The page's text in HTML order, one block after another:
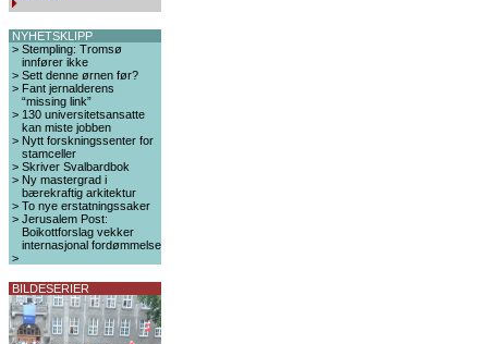
NYHETSKLIPP
> Stempling: Tromsø
innfører ikke
> Sett denne ørnen før?
> Fant jernalderens
“missing link”
> 130 universitetsansatte
kan miste jobben
> Nytt forskningssenter for
stamceller
> Skriver Svalbardbok
> Ny mastergrad i
bærekraftig arkitektur
> To nye erstatningssaker
> Jerusalem Post:
Boikottforslag vekker
internasjonal fordømmelse
>
BILDESERIER